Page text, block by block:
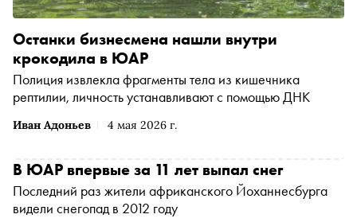
Иван Адоньев 4 мая 2026 г.
Останки бизнесмена нашли внутри
крокодила в ЮАР
Полиция извлекла фрагменты тела из кишечника
рептилии, личность устанавливают с помощью ДНК
В ЮАР впервые за 11 лет выпал снег
Последний раз жители африканского Йоханнесбурга
видели снегопад в 2012 году